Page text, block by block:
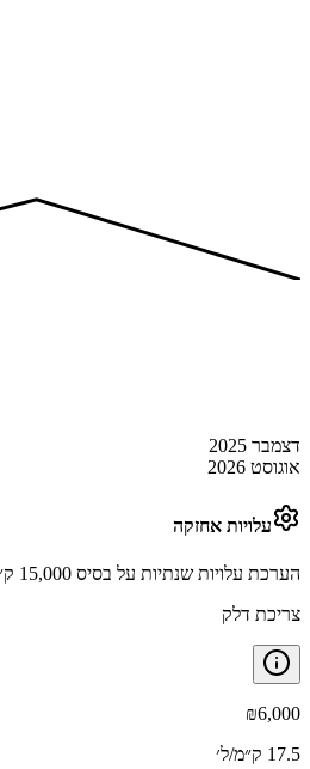
דצמבר 2025
אוגוסט 2026
עלויות אחזקה
הערכת עלויות שנתיות על בסיס 15,000 ק״מ בשנה
צריכת דלק
₪6,000
17.5 ק״מ/ל׳